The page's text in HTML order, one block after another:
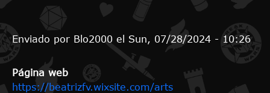
Enviado por Blo2000 el Sun, 07/28/2024 - 10:26
Página web
https://beatrizfv.wixsite.com/arts